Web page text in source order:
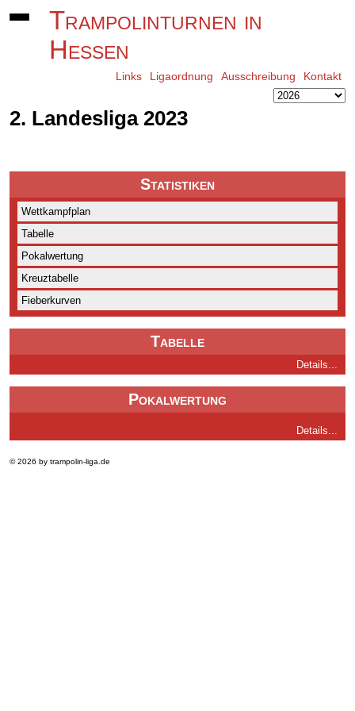
Trampolinturnen in
Hessen
Links Ligaordnung Ausschreibung Kontakt
Statistiken
Wettkampfplan
Tabelle
Pokalwertung
Kreuztabelle
Fieberkurven
Tabelle
Details...
Pokalwertung
Details...
2. Landesliga 2023
© 2026 by trampolin-liga.de